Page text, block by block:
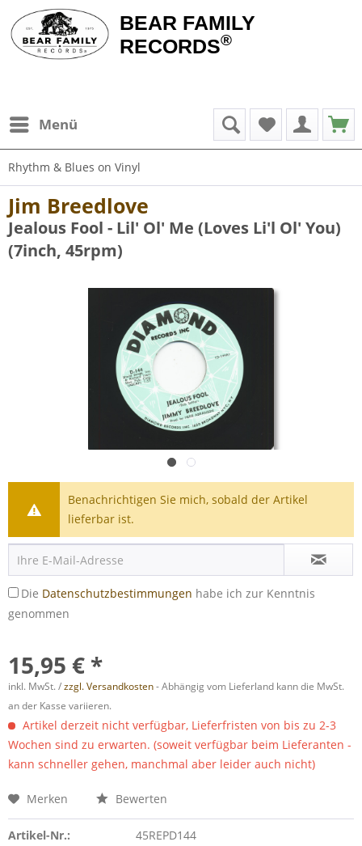
BEAR FAMILY
RECORDS®
Menü
Rhythm & Blues on Vinyl
Jim Breedlove
Jealous Fool - Lil' Ol' Me (Loves Li'l Ol' You)
(7inch, 45rpm)
Benachrichtigen Sie mich, sobald der Artikel
lieferbar ist.
Die Datenschutzbestimmungen habe ich zur Kenntnis
genommen
15,95 € *
inkl. MwSt. /zzgl. Versandkosten- Abhängig vom Lieferland kann die MwSt.
an der Kasse variieren.
Artikel derzeit nicht verfügbar, Lieferfristen von bis zu 2-3
Wochen sind zu erwarten. (soweit verfügbar beim Lieferanten -
kann schneller gehen, manchmal aber leider auch nicht)
Merken Bewerten
Artikel-Nr.:
45REPD144